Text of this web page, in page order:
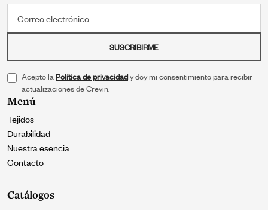
SUSCRIBIRME
Acepto laPolítica de privacidady doy mi consentimiento para recibir
actualizaciones de Crevin.
Menú
Tejidos
Durabilidad
Nuestra esencia
Contacto
Catálogos